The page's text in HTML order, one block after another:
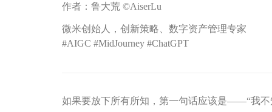
作者：鲁大荒 ©️AiserLu
微米创始人，创新策略、数字资产管理专家
#AIGC #MidJourney #ChatGPT
如果要放下所有所知，第一句话应该是——“我不